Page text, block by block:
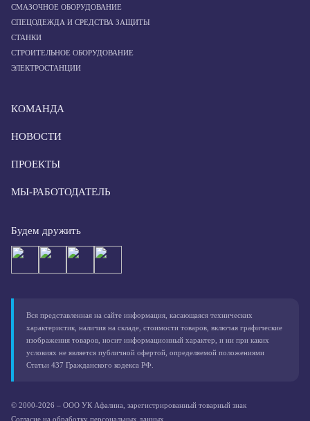
СМАЗОЧНОЕ ОБОРУДОВАНИЕ
СПЕЦОДЕЖДА И СРЕДСТВА ЗАЩИТЫ
СТАНКИ
СТРОИТЕЛЬНОЕ ОБОРУДОВАНИЕ
ЭЛЕКТРОСТАНЦИИ
КОМАНДА
НОВОСТИ
ПРОЕКТЫ
МЫ-РАБОТОДАТЕЛЬ
Будем дружить
Вся представленная на сайте информация, касающаяся технических
характеристик, наличия на складе, стоимости товаров, включая графические
изображения товаров, носит информационный характер, и ни при каких
условиях не является публичной офертой, определяемой положениями
Статьи 437 Гражданского кодекса РФ.
© 2000-2026 – ООО УК Афалина, зарегистрированный товарный знак
Согласие на обработку персональных данных